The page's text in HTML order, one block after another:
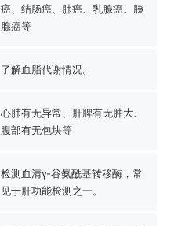
癌、结肠癌、肺癌、乳腺癌、胰
腺癌等
了解血脂代谢情况。
心肺有无异常、肝脾有无肿大、
腹部有无包块等
检测血清γ-谷氨酰基转移酶，常
见于肝功能检测之一。